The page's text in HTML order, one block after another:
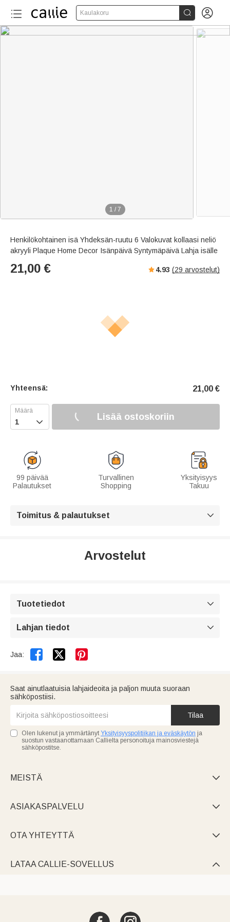
Kaulakoru  
1 / 7
Henkilökohtainen isä Yhdeksän-ruutu 6 Valokuvat kollaasi neliö
akryyli Plaque Home Decor Isänpäivä Syntymäpäivä Lahja isälle
21,00 € 4.93 (29 arvostelut)
Yhteensä: 21,00 €
 Lisää ostoskoriin
99 päivää
Palautukset
Turvallinen
Shopping
Yksityisyys
Takuu
Toimitus & palautukset 
Arvostelut
Tuotetiedot 
Lahjan tiedot 
Jaa:  
Saat ainutlaatuisia lahjaideoita ja paljon muuta suoraan
sähköpostiisi.
Tilaa
Olen lukenut ja ymmärtänyt Yksityisyyspolitiikan ja eväskäytön ja
suostun vastaanottamaan Callielta personoituja mainosviestejä
sähköpostitse.
MEISTÄ 
ASIAKASPALVELU 
OTA YHTEYTTÄ 
LATAA CALLIE-SOVELLUS 